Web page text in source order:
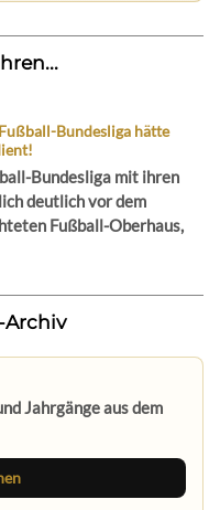
Bundesliga hätte
Bundesliga mit ihren
deutlich vor dem
Fußball-Oberhaus,
Archiv
Jahrgänge aus dem